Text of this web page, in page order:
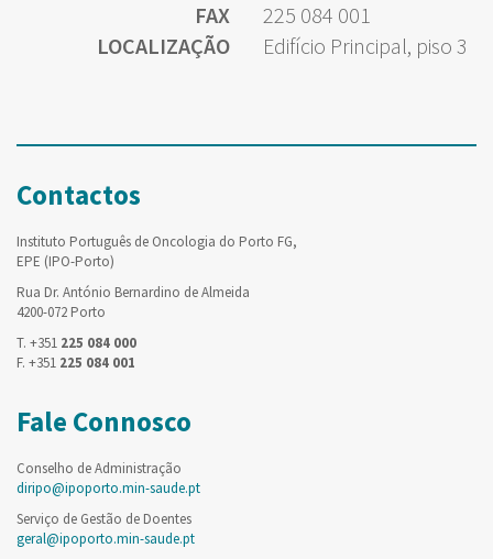
FAX
225 084 001
LOCALIZAÇÃO
Edifício Principal, piso 3
Contactos
Instituto Português de Oncologia do Porto FG,
EPE (IPO-Porto)
Rua Dr. António Bernardino de Almeida
4200-072 Porto
T. +351 225 084 000
F. +351 225 084 001
Fale Connosco
Conselho de Administração
diripo@ipoporto.min-saude.pt
Serviço de Gestão de Doentes
geral@ipoporto.min-saude.pt